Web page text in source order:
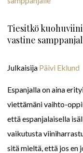
Tiesitkö
vastine
Julkaisija Päivi Eklund
Espanjalla on aina
viettämäni vaihto-
että espanjalaisella
vaikutusta
sitä mieltä, että jos en